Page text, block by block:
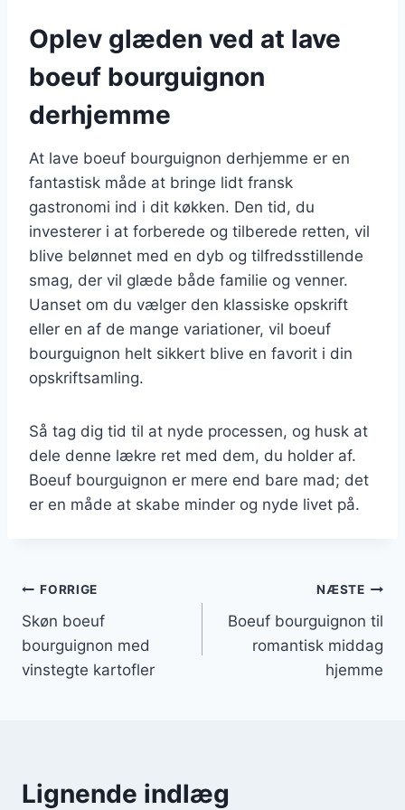
Oplev glæden ved at lave
boeuf bourguignon
derhjemme
At lave boeuf bourguignon derhjemme er en
fantastisk måde at bringe lidt fransk
gastronomi ind i dit køkken. Den tid, du
investerer i at forberede og tilberede retten, vil
blive belønnet med en dyb og tilfredsstillende
smag, der vil glæde både familie og venner.
Uanset om du vælger den klassiske opskrift
eller en af de mange variationer, vil boeuf
bourguignon helt sikkert blive en favorit i din
opskriftsamling.
Så tag dig tid til at nyde processen, og husk at
dele denne lækre ret med dem, du holder af.
Boeuf bourguignon er mere end bare mad; det
er en måde at skabe minder og nyde livet på.
Indlægsnavigation
FORRIGE
Skøn boeuf
bourguignon med
vinstegte kartofler
NÆSTE
Boeuf bourguignon til
romantisk middag
hjemme
Lignende indlæg